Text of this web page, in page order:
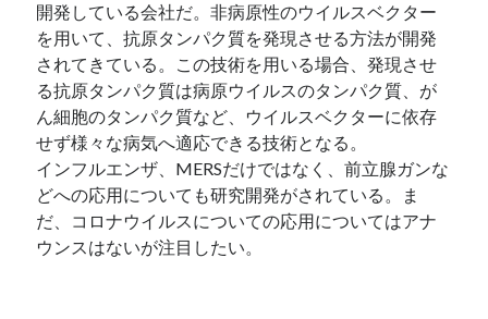
開発している会社だ。非病原性のウイルスベクター
を用いて、抗原タンパク質を発現させる方法が開発
されてきている。この技術を用いる場合、発現させ
る抗原タンパク質は病原ウイルスのタンパク質、が
ん細胞のタンパク質など、ウイルスベクターに依存
せず様々な病気へ適応できる技術となる。
インフルエンザ、MERSだけではなく、前立腺ガンな
どへの応用についても研究開発がされている。ま
だ、コロナウイルスについての応用についてはアナ
ウンスはないが注目したい。